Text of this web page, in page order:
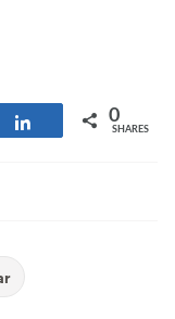
Share 0
SHARES